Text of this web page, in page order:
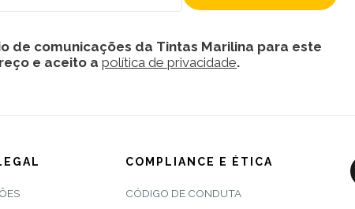
de comunicações da Tintas Marilina para este
e aceito a política de privacidade.
COMPLIANCE E ÉTICA
CÓDIGO DE CONDUTA